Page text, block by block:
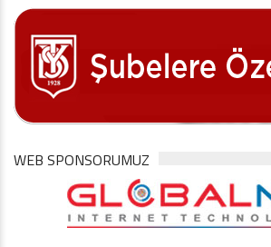
WEB SPONSORUMUZ